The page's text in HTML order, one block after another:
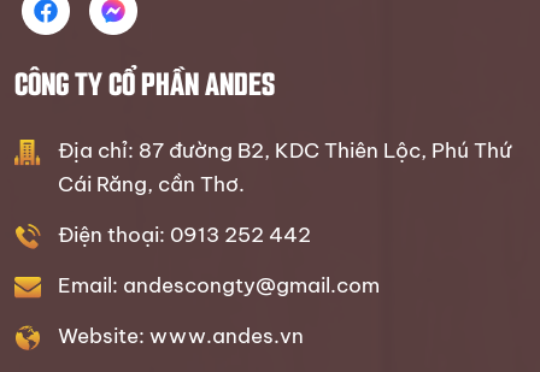
CÔNG TY CỔ PHẦN ANDES
Địa chỉ: 87 đường B2, KDC Thiên Lộc, Phú Thứ
Cái Răng, cần Thơ.
Điện thoại: 0913 252 442
Email: andescongty@gmail.com
Website: www.andes.vn